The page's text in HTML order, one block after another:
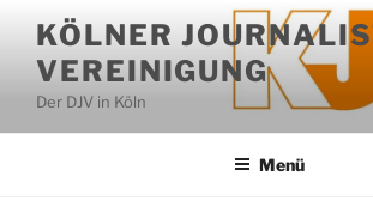
Inhalt
springen
KÖLNER
VEREINIGUNG
Der DJV in Köln
Menü